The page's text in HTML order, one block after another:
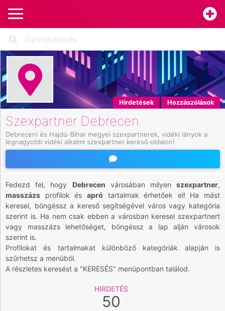
Hirdetések Hozzászólások
Szexpartner Debrecen
Debreceni és Hajdú-Bihar megyei szexpartnerek, vidéki lányok a
legnagyobb vidéki alkalmi szexpartner kereső oldalon!
HIRDETÉS
50
Fedezd fel, hogy Debrecen városában milyen szexpartner,
masszázs profilok és apró tartalmak érhetőek el! Ha mást
keresel, böngéssz a kereső segítségével város vagy kategória
szerint is. Ha nem csak ebben a városban keresel szexpartnert
vagy masszázs lehetőséget, böngéssz a lap alján városok
szerint is.
Profilokat és tartalmakat különböző kategóriák alapján is
szűrhetsz a menüből.
A részletes keresést a "KERESÉS" menüpontban találod.